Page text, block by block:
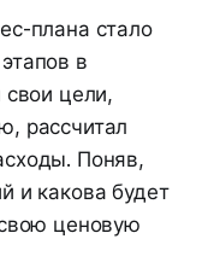
плана стало
в
свои цели,
рассчитал
Поняв,
и какова будет
ценовую